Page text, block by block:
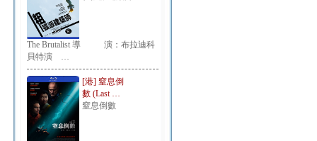
The Brutalist 導 演：布拉迪科
貝特演 …
[港] 窒息倒
數 (Last …
窒息倒數